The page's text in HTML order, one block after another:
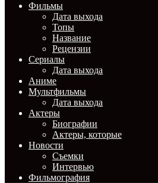
Фильмы
Дата выхода
Топы
Название
Рецензии
Сериалы
Дата выхода
Аниме
Мультфильмы
Дата выхода
Актеры
Биографии
Актеры, которые
Новости
Съемки
Интервью
Фильмография